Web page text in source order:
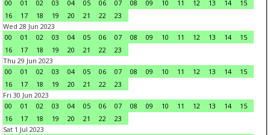
00
01 02 03 04 05 06 07 08 09 10 11 12 13 14
15
16
17 18 19 20 21 22
23
Wed 28 Jun 2023
00
01 02 03 04 05 06 07 08 09 10 11 12 13 14
15
16
17 18 19 20 21 22
23
Thu 29 Jun 2023
00
01 02 03 04 05 06 07 08 09 10 11 12 13 14
15
16
17 18 19 20 21 22
23
Fri 30 Jun 2023
00
01 02 03 04 05 06 07 08 09 10 11 12 13 14
15
16
17 18 19 20 21 22
23
Sat 1 Jul 2023